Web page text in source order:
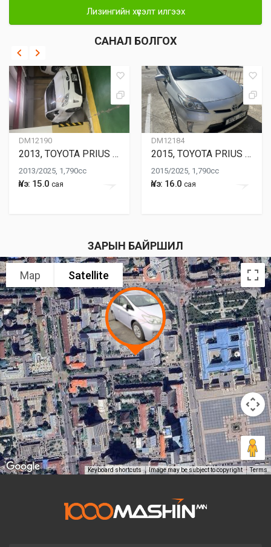
Лизингийн хүсэлт илгээх
САНАЛ БОЛГОХ
DM12190
2013, TOYOTA PRIUS 30
2013/2025, 1,790cc
Үнэ: 15.0 сая
DM12184
2015, TOYOTA PRIUS 30
2015/2025, 1,790cc
Үнэ: 16.0 сая
ЗАРЫН БАЙРШИЛ
Map Satellite
Keyboard shortcuts Image may be subject to copyright Terms